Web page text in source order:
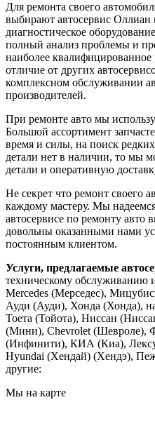
Для ремонта своего
выбирают автосервис Оллиан
диагностическое
полный анализ проблемы и
наиболее
отличие от других
комплексном обслуживании
производителей.
При ремонте авто мы
Большой ассортимент
время и силы, на поиск
детали нет в наличии, то мы
детали и оперативную
Не секрет что ремонт своего
каждому мастеру. Мы
автосервисе по ремонту авто
довольны оказанными нами
постоянным клиентом.
Услуги, предлагаемые
техническому обслуживанию
Mercedes (Мерседес),
Ауди (Ауди), Хонда (Хонда),
Тоета (Тойота), Ниссан
(Мини), Сhevrolet (Шевроле),
(Инфинити), КИА (Киа),
Hyundai (Хендай) (Хендэ),
другие:
Мы на карте